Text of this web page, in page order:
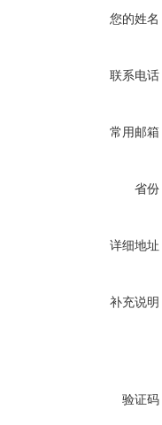
您的姓名
联系电话
常用邮箱
省份
详细地址
补充说明
验证码